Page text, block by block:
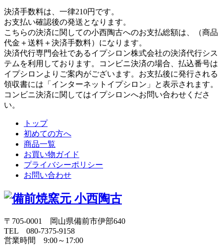
決済手数料は、一律210円です。
お支払い確認後の発送となります。
こちらの決済に関しての小西陶古へのお支払総額は、（商品
代金＋送料＋決済手数料）になります。
決済代行専門会社であるイプシロン株式会社の決済代行シス
テムを利用しております。コンビニ決済の場合、払込番号は
イプシロンよりご案内がございます。お支払後に発行される
領収書には「インターネットイプシロン」と表示されます。
コンビニ決済に関してはイプシロンへお問い合わせくださ
い。
トップ
初めての方へ
商品一覧
お買い物ガイド
プライバシーポリシー
お問い合わせ
〒705-0001 岡山県備前市伊部640
TEL 080-7375-9158
営業時間 9:00～17:00